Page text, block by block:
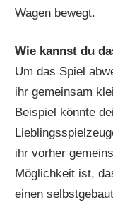
Wagen bewegt.
Wie kannst du
Um das Spiel
ihr gemeinsam
Beispiel könnte
ihr vorher
Möglichkeit ist,
einen